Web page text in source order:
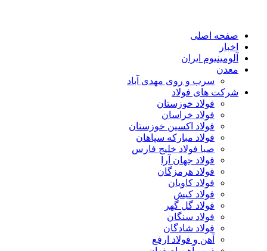
صفحه اصلی
اخبار
آلومینیوم ایران
معدن
سرب و روی مهدی آباد
شرکت های فولاد
فولاد خوزستان
فولاد خراسان
فولاد اکسین خوزستان
فولاد مبارکه سپاهان
صبا فولاد خلیج فارس
فولاد جهان آرا
فولاد هرمزگان
فولاد کاویان
فولاد کیش
فولاد گل گهر
فولاد سنگان
فولاد شادگان
آهن و فولاد ارفع